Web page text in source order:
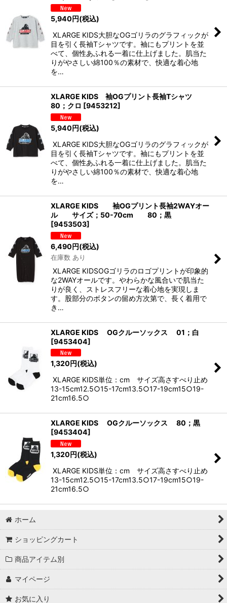
5,940 円(税込)
XLARGE KIDS大胆なOGゴリラのグラフィックが
目を引く長袖Tシャツです。袖にもプリントを並
べて、個性あふれる一着に仕上げました。肌当た
りがやさしい綿100％の素材で、快適な着心地
を…
XLARGE KIDS 袖OGプリント長袖Tシャツ
80；クロ [9453212]
5,940円(税込)
XLARGE KIDS大胆なOGゴリラのグラフィックが
目を引く長袖Tシャツです。袖にもプリントを並
べて、個性あふれる一着に仕上げました。肌当た
りがやさしい綿100％の素材で、快適な着心地
を…
XLARGE KIDS 袖OGプリント長袖2WAYオー
ル サイズ；50-70cm 80；黒
[9453503]
6,490円(税込)
在庫数 あり
XLARGE KIDSOGゴリラのロゴプリントが印象的
な2WAYオールです。やわらかな風合いで肌当た
りが良く、ストレスフリーな着心地を実現しま
す。股部分のボタンの留め方次第で、長く着用で
き…
XLARGE KIDS OGクルーソックス 01；白
[9453404]
1,320 円(税込)
XLARGE KIDS単位：cm サイズ高さすべり止め
13-15cm12.5○15-17cm13.5○17-19cm15○19-
21cm16.5○
XLARGE KIDS OGクルーソックス 80；黒
[9453404]
1,320円(税込)
XLARGE KIDS単位：cm サイズ高さすべり止め
13-15cm12.5○15-17cm13.5○17-19cm15○19-
21cm16.5○
ホーム
ショッピングカート
商品アイテム別
マイページ
お気に入り